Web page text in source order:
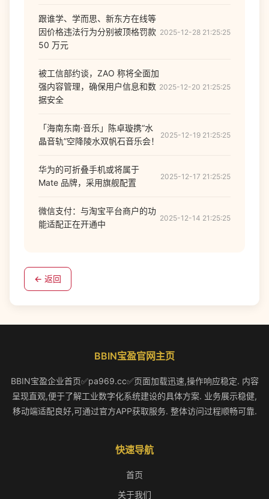
跟谁学、学而思、新东方在线等
因价格违法行为分别被顶格罚款
50 万元
2025-12-28 21:25:25
被工信部约谈，ZAO 称将全面加
强内容管理，确保用户信息和数
据安全
2025-12-20 21:25:25
「海南东南·音乐」陈卓璇携“水
晶音轨”空降陵水双帆石音乐会！
2025-12-19 21:25:25
华为的可折叠手机或将属于
Mate 品牌，采用旗舰配置
2025-12-17 21:25:25
微信支付：与淘宝平台商户的功
能适配正在开通中
2025-12-14 21:25:25
← 返回
BBIN宝盈官网主页
BBIN宝盈企业首页✅pa969.cc✅页面加载迅速,操作响应稳定. 内容
呈现直观,便于了解工业数字化系统建设的具体方案. 业务展示稳健,
移动端适配良好,可通过官方APP获取服务. 整体访问过程顺畅可靠.
快速导航
首页
关于我们